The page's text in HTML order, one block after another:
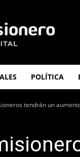
POLÍTICA
tendrán un